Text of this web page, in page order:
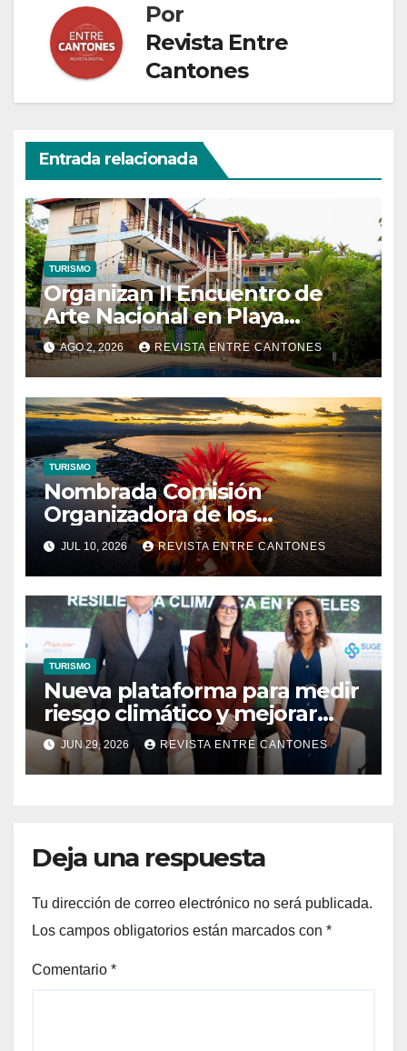
Por
Revista Entre
Cantones
Entrada relacionada
TURISMO
Organizan II Encuentro de
Arte Nacional en Playa
Manuel Antonio
AGO 2, 2026 REVISTA ENTRE CANTONES
TURISMO
Nombrada Comisión
Organizadora de los
Carnavales de Puntarenas
2027
JUL 10, 2026 REVISTA ENTRE CANTONES
TURISMO
Nueva plataforma para medir
riesgo climático y mejorar
resiliencia en sector hotelero
JUN 29, 2026 REVISTA ENTRE CANTONES
Deja una respuesta
Tu dirección de correo electrónico no será publicada.
Los campos obligatorios están marcados con *
Comentario *